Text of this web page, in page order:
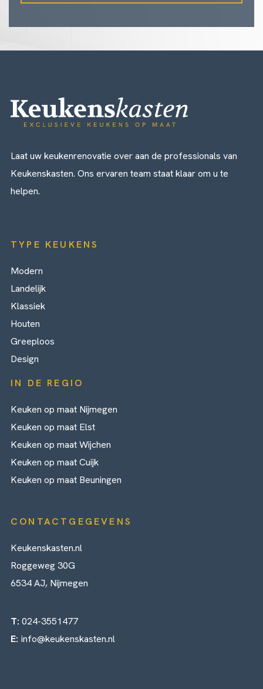
Laat uw keukenrenovatie over aan de professionals van
Keukenskasten. Ons ervaren team staat klaar om u te
helpen.
TYPE KEUKENS
Modern
Landelijk
Klassiek
Houten
Greeploos
Design
IN DE REGIO
Keuken op maat Nijmegen
Keuken op maat Elst
Keuken op maat Wijchen
Keuken op maat Cuijk
Keuken op maat Beuningen
CONTACTGEGEVENS
Keukenskasten.nl
Roggeweg 30G
6534 AJ, Nijmegen
T: 024-3551477
E: info@keukenskasten.nl